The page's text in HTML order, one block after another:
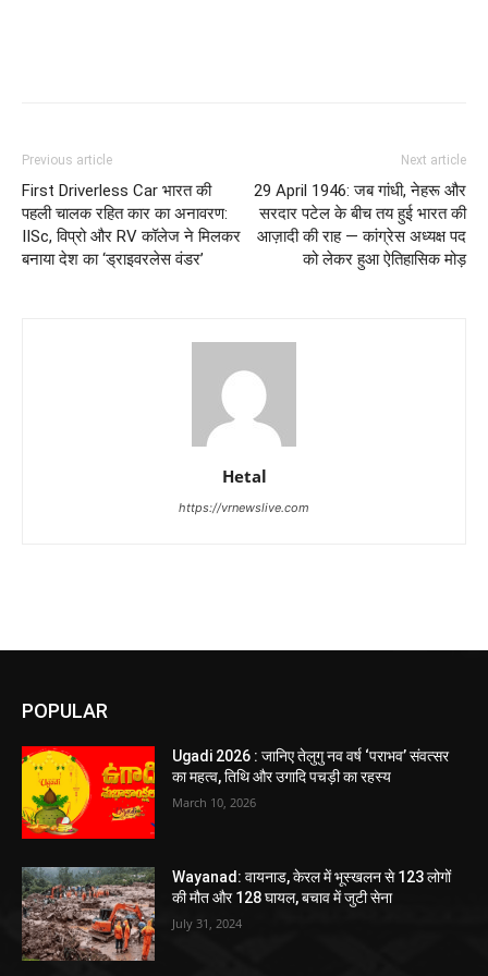
Previous article
First Driverless Car भारत की
पहली चालक रहित कार का अनावरण:
IISc, विप्रो और RV कॉलेज ने मिलकर
बनाया देश का ‘ड्राइवरलेस वंडर’
Next article
29 April 1946: जब गांधी, नेहरू और
सरदार पटेल के बीच तय हुई भारत की
आज़ादी की राह — कांग्रेस अध्यक्ष पद
को लेकर हुआ ऐतिहासिक मोड़
Hetal
https://vrnewslive.com
POPULAR
Ugadi 2026 : जानिए तेलुगु नव वर्ष ‘पराभव’ संवत्सर
का महत्व, तिथि और उगादि पचड़ी का रहस्य
March 10, 2026
Wayanad: वायनाड, केरल में भूस्खलन से 123 लोगों
की मौत और 128 घायल, बचाव में जुटी सेना
July 31, 2024